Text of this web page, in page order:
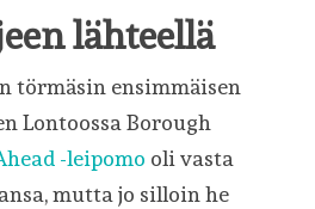
lähteellä
törmäsin ensimmäisen
Lontoossa Borough
-leipomo oli vasta
mutta jo silloin he